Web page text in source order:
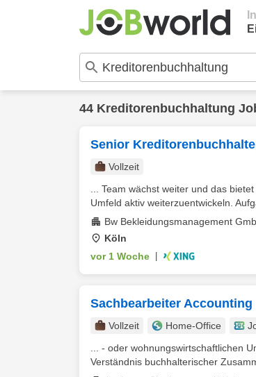
44 Kreditorenbuchhaltung
Senior
Vollzeit
... Team wächst weiter und das
Umfeld aktiv weiterzuentwickeln.
Bw Bekleidungsmanagement
Köln
vor 1 Woche
Sachbearbeiter
Vollzeit Home-Office
... - oder wohnungswirtschaftlichen
Verständnis buchhalterischer